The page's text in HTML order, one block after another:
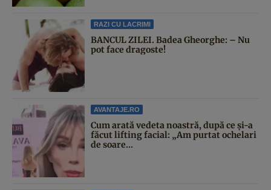
RAZI CU LACRIMI
BANCUL ZILEI. Badea Gheorghe: – Nu
pot face dragoste!
AVANTAJE.RO
Cum arată vedeta noastră, după ce și-a
făcut lifting facial: „Am purtat ochelari
de soare...